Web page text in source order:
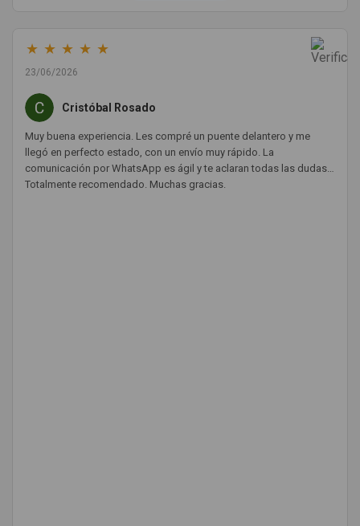
★ ★ ★ ★ ★
23/06/2026
Cristóbal Rosado
Muy buena experiencia. Les compré un puente delantero y me
llegó en perfecto estado, con un envío muy rápido. La
comunicación por WhatsApp es ágil y te aclaran todas las dudas.
Totalmente recomendado. Muchas gracias.